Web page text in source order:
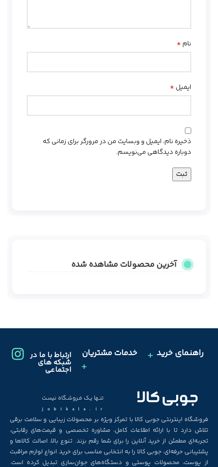
نام*
ایمیل*
ذخیره نام، ایمیل و وبسایت من در مرورگر برای زمانی که
دوباره دیدگاهی می‌نویسم.
آخرین محصولات مشاهده شده
راهنمای خرید خدمات مشتریان ارتباط با ما در
شبکه های
اجتماعی
تنـها یـک فـروشـگاه نیسـت
jobikala.ir
فروشگاه اینترنتی جوبی کالا با تمرکز ویژه بر محصولات زیبایی و سلامت برقی
تلاش دارد تا با ارائه اطلاعات کامل، مشاوره تخصصی و قیمت‌های رقابتی،
تجربه‌ای مطمئن از خرید آنلاین را برای شما رقم بزند. تنوع بالا، اصالت کالاها و
پشتیبانی حرفه‌ای، جوبی کالا را به انتخابی مناسب برای خرید انواع لوازم مراقبت
از پوست، محصولات پوستی و دستگاه‌های جوان‌سازی تبدیل کرده است.